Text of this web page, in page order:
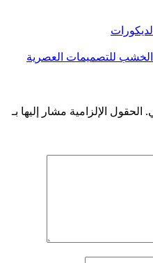
للتصميمات العصرية
الحقول الإلزامية مشار إليها بـ